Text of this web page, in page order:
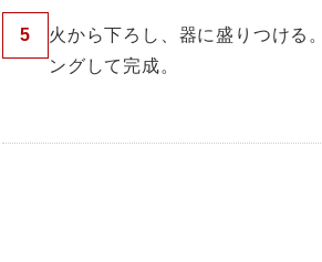
5
火から下ろし、器に盛りつける
ングして完成。